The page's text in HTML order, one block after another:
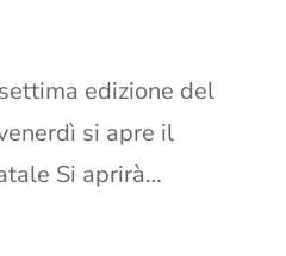
edizione del
si apre il
Si aprirà…